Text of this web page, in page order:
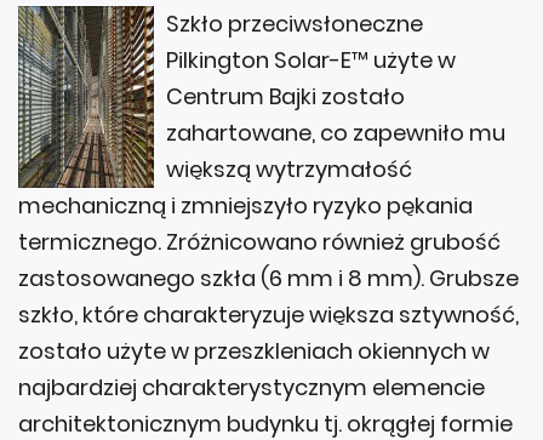
Szkło przeciwsłoneczne
Pilkington Solar-E™ użyte w
Centrum Bajki zostało
zahartowane, co zapewniło mu
większą wytrzymałość
mechaniczną i zmniejszyło ryzyko pękania
termicznego. Zróżnicowano również grubość
zastosowanego szkła (6 mm i 8 mm). Grubsze
szkło, które charakteryzuje większa sztywność,
zostało użyte w przeszkleniach okiennych w
najbardziej charakterystycznym elemencie
architektonicznym budynku tj. okrągłej formie